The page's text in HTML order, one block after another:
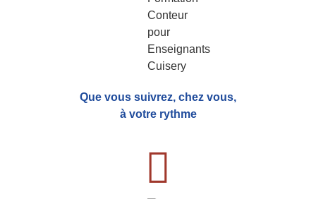
Que vous suivrez, chez vous,
à votre rythme